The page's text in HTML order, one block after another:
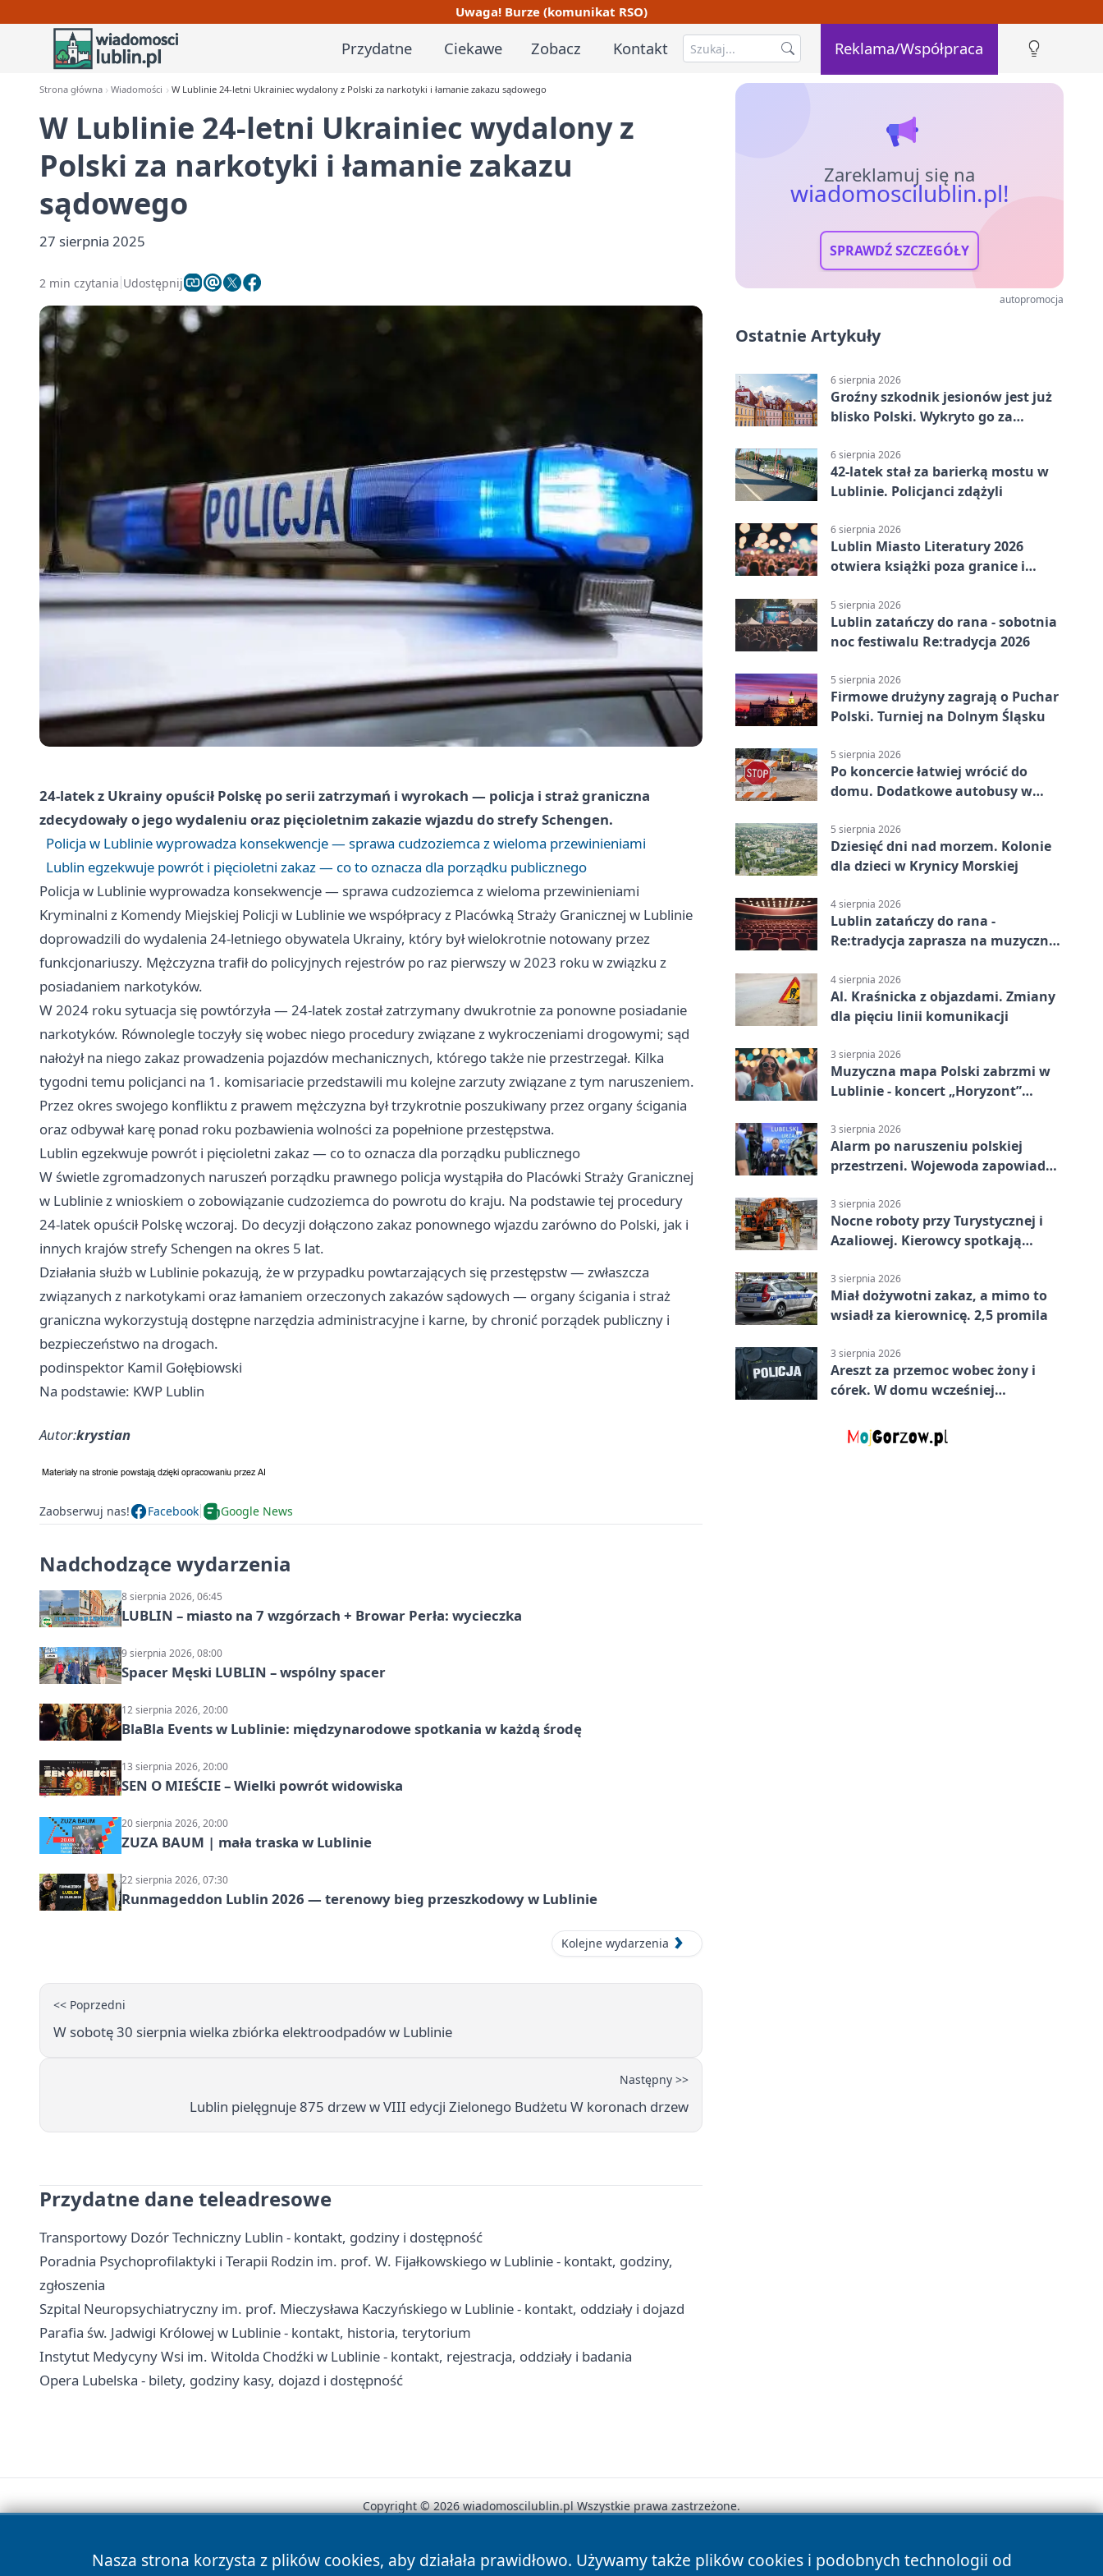
Uwaga! Burze (komunikat RSO)
Przydatne Ciekawe Zobacz Kontakt Reklama/Współpraca
Strona główna Wiadomości W Lublinie 24-letni Ukrainiec wydalony z Polski za narkotyki i łamanie zakazu sądowego
W Lublinie 24-letni Ukrainiec wydalony z
Polski za narkotyki i łamanie zakazu
sądowego
27 sierpnia 2025
2 min czytania Udostępnij
24-latek z Ukrainy opuścił Polskę po serii zatrzymań i wyrokach — policja i straż graniczna
zdecydowały o jego wydaleniu oraz pięcioletnim zakazie wjazdu do strefy Schengen.
Policja w Lublinie wyprowadza konsekwencje — sprawa cudzoziemca z wieloma przewinieniami
Lublin egzekwuje powrót i pięcioletni zakaz — co to oznacza dla porządku publicznego
Policja w Lublinie wyprowadza konsekwencje — sprawa cudzoziemca z wieloma przewinieniami
Kryminalni z Komendy Miejskiej Policji w Lublinie we współpracy z Placówką Straży Granicznej w Lublinie
doprowadzili do wydalenia 24-letniego obywatela Ukrainy, który był wielokrotnie notowany przez
funkcjonariuszy. Mężczyzna trafił do policyjnych rejestrów po raz pierwszy w 2023 roku w związku z
posiadaniem narkotyków.
W 2024 roku sytuacja się powtórzyła — 24-latek został zatrzymany dwukrotnie za ponowne posiadanie
narkotyków. Równolegle toczyły się wobec niego procedury związane z wykroczeniami drogowymi; sąd
nałożył na niego zakaz prowadzenia pojazdów mechanicznych, którego także nie przestrzegał. Kilka
tygodni temu policjanci na 1. komisariacie przedstawili mu kolejne zarzuty związane z tym naruszeniem.
Przez okres swojego konfliktu z prawem mężczyzna był trzykrotnie poszukiwany przez organy ścigania
oraz odbywał karę ponad roku pozbawienia wolności za popełnione przestępstwa.
Lublin egzekwuje powrót i pięcioletni zakaz — co to oznacza dla porządku publicznego
W świetle zgromadzonych naruszeń porządku prawnego policja wystąpiła do Placówki Straży Granicznej
w Lublinie z wnioskiem o zobowiązanie cudzoziemca do powrotu do kraju. Na podstawie tej procedury
24-latek opuścił Polskę wczoraj. Do decyzji dołączono zakaz ponownego wjazdu zarówno do Polski, jak i
innych krajów strefy Schengen na okres 5 lat.
Działania służb w Lublinie pokazują, że w przypadku powtarzających się przestępstw — zwłaszcza
związanych z narkotykami oraz łamaniem orzeczonych zakazów sądowych — organy ścigania i straż
graniczna wykorzystują dostępne narzędzia administracyjne i karne, by chronić porządek publiczny i
bezpieczeństwo na drogach.
podinspektor Kamil Gołębiowski
Na podstawie: KWP Lublin
Autor:krystian
Zaobserwuj nas! Facebook Google News
Nadchodzące wydarzenia
8 sierpnia 2026, 06:45
LUBLIN – miasto na 7 wzgórzach + Browar Perła: wycieczka
9 sierpnia 2026, 08:00
Spacer Męski LUBLIN – wspólny spacer
12 sierpnia 2026, 20:00
BlaBla Events w Lublinie: międzynarodowe spotkania w każdą środę
13 sierpnia 2026, 20:00
SEN O MIEŚCIE – Wielki powrót widowiska
20 sierpnia 2026, 20:00
ZUZA BAUM | mała traska w Lublinie
22 sierpnia 2026, 07:30
Runmageddon Lublin 2026 — terenowy bieg przeszkodowy w Lublinie
Kolejne wydarzenia
<< Poprzedni
W sobotę 30 sierpnia wielka zbiórka elektroodpadów w Lublinie
Następny >>
Lublin pielęgnuje 875 drzew w VIII edycji Zielonego Budżetu W koronach drzew
Przydatne dane teleadresowe
Transportowy Dozór Techniczny Lublin - kontakt, godziny i dostępność
Poradnia Psychoprofilaktyki i Terapii Rodzin im. prof. W. Fijałkowskiego w Lublinie - kontakt, godziny,
zgłoszenia
Szpital Neuropsychiatryczny im. prof. Mieczysława Kaczyńskiego w Lublinie - kontakt, oddziały i dojazd
Parafia św. Jadwigi Królowej w Lublinie - kontakt, historia, terytorium
Instytut Medycyny Wsi im. Witolda Chodźki w Lublinie - kontakt, rejestracja, oddziały i badania
Opera Lubelska - bilety, godziny kasy, dojazd i dostępność
Zareklamuj się na
wiadomoscilublin.pl!
SPRAWDŹ SZCZEGÓŁY
autopromocja
Ostatnie Artykuły
6 sierpnia 2026
Groźny szkodnik jesionów jest już
blisko Polski. Wykryto go za
6 sierpnia 2026
42-latek stał za barierką mostu w
Lublinie. Policjanci zdążyli
6 sierpnia 2026
Lublin Miasto Literatury 2026
otwiera książki poza granice i
5 sierpnia 2026
Lublin zatańczy do rana - sobotnia
noc festiwalu Re:tradycja 2026
5 sierpnia 2026
Firmowe drużyny zagrają o Puchar
Polski. Turniej na Dolnym Śląsku
5 sierpnia 2026
Po koncercie łatwiej wrócić do
domu. Dodatkowe autobusy w
5 sierpnia 2026
Dziesięć dni nad morzem. Kolonie
dla dzieci w Krynicy Morskiej
4 sierpnia 2026
Lublin zatańczy do rana -
Re:tradycja zaprasza na muzyczną
4 sierpnia 2026
Al. Kraśnicka z objazdami. Zmiany
dla pięciu linii komunikacji
3 sierpnia 2026
Muzyczna mapa Polski zabrzmi w
Lublinie - koncert „Horyzont”
3 sierpnia 2026
Alarm po naruszeniu polskiej
przestrzeni. Wojewoda zapowiada
3 sierpnia 2026
Nocne roboty przy Turystycznej i
Azaliowej. Kierowcy spotkają
3 sierpnia 2026
Miał dożywotni zakaz, a mimo to
wsiadł za kierownicę. 2,5 promila
3 sierpnia 2026
Areszt za przemoc wobec żony i
córek. W domu wcześniej
Nasza strona korzysta z plików cookies, aby działała prawidłowo. Używamy także plików cookies i podobnych technologii od
Copyright © 2026 wiadomoscilublin.pl Wszystkie prawa zastrzeżone.
News Autorzy Polityka Prywatności Polityka Cookies